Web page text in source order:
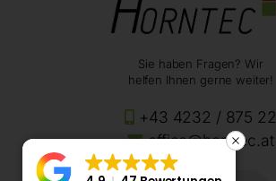
Sie haben Fragen? Wir
helfen Ihnen gerne weiter!
+43 4232 / 875 22
office@horntec.at